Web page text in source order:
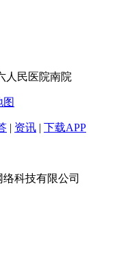
人民医院南院
图
| 资讯 | 下载APP
科技有限公司